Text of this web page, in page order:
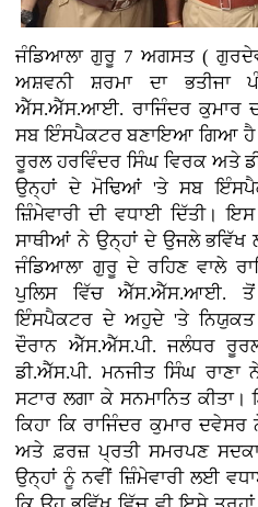
ਜੰਡਿਆਲਾ ਗੁਰੂ 7 ਅਗਸਤ (
ਅਸ਼ਵਨੀ ਸ਼ਰਮਾ ਦਾ ਭਤੀਜਾ
ਐੱਸ.ਐੱਸ.ਆਈ. ਰਾਜਿੰਦਰ ਕੁਮਾਰ
ਸਬ ਇੰਸਪੈਕਟਰ ਬਣਾਇਆ ਗਿਆ
ਰੂਰਲ ਹਰਵਿੰਦਰ ਸਿੰਘ ਵਿਰਕ ਅਤੇ
ਉਨ੍ਹਾਂ ਦੇ ਮੋਢਿਆਂ 'ਤੇ ਸਬ
ਜ਼ਿੰਮੇਵਾਰੀ ਦੀ ਵਧਾਈ ਦਿੱਤੀ।
ਸਾਥੀਆਂ ਨੇ ਉਨ੍ਹਾਂ ਦੇ ਉਜਲੇ ਭਵਿੱਖ
ਜੰਡਿਆਲਾ ਗੁਰੂ ਦੇ ਰਹਿਣ ਵਾਲੇ
ਪੁਲਿਸ ਵਿੱਚ ਐੱਸ.ਐੱਸ.ਆਈ.
ਇੰਸਪੈਕਟਰ ਦੇ ਅਹੁਦੇ 'ਤੇ ਨਿਯੁਕਤ
ਦੌਰਾਨ ਐੱਸ.ਐੱਸ.ਪੀ. ਜਲੰਧਰ
ਡੀ.ਐੱਸ.ਪੀ. ਮਨਜੀਤ ਸਿੰਘ
ਸਟਾਰ ਲਗਾ ਕੇ ਸਨਮਾਨਿਤ
ਕਿਹਾ ਕਿ ਰਾਜਿੰਦਰ ਕੁਮਾਰ
ਅਤੇ ਫ਼ਰਜ਼ ਪ੍ਰਤੀ ਸਮਰਪਣ
ਉਨ੍ਹਾਂ ਨੂੰ ਨਵੀਂ ਜ਼ਿੰਮੇਵਾਰੀ ਲਈ